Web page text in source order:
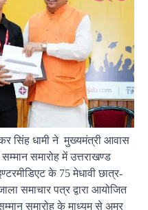
सिंह धामी ने मुख्यमंत्री आवास
समारोह में उत्तराखण्ड
के 75 मेधावी छात्र-
समाचार पत्र द्वारा आयोजित
समारोह के माध्यम से अमर